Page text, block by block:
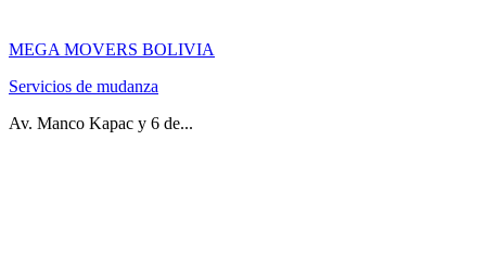
MEGA MOVERS BOLIVIA
Servicios de mudanza
Av. Manco Kapac y 6 de...